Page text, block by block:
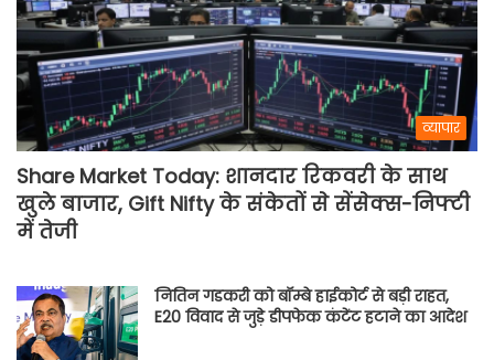
व्यापार
Share Market Today: शानदार रिकवरी के साथ
खुले बाजार, Gift Nifty के संकेतों से सेंसेक्स-निफ्टी
में तेजी
नितिन गडकरी को बॉम्बे हाईकोर्ट से बड़ी राहत,
E20 विवाद से जुड़े डीपफेक कंटेंट हटाने का आदेश